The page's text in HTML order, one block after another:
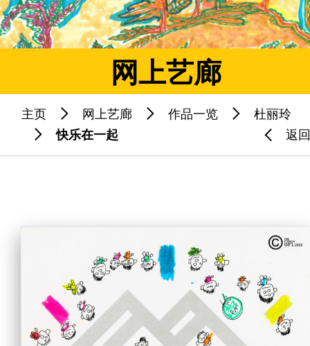
热门关键字：
爱不同艺术
艺廊及活动
网上艺廊
主页 网上艺廊 作品一览
杜丽玲
快乐在一起
返回